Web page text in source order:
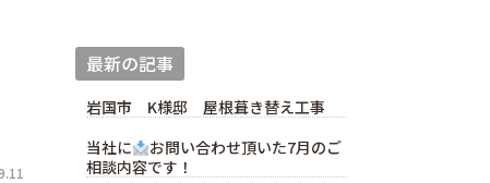
最新の記事
岩国市 K様邸 屋根葺き替え工事
当社に
お問い合わせ頂いた7月のご
相談内容です！